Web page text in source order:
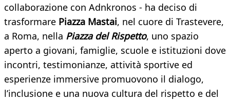
collaborazione con Adnkronos - ha deciso di
trasformare Piazza Mastai, nel cuore di Trastevere,
a Roma, nella Piazza del Rispetto, uno spazio
aperto a giovani, famiglie, scuole e istituzioni dove
incontri, testimonianze, attività sportive ed
esperienze immersive promuovono il dialogo,
l’inclusione e una nuova cultura del rispetto e del